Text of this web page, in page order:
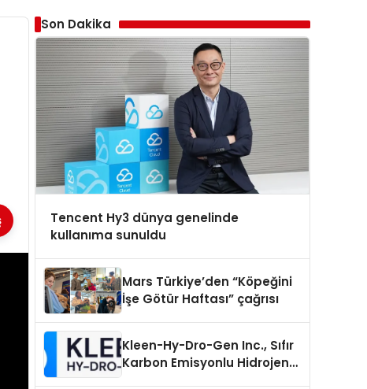
Son Dakika
Tencent Hy3 dünya genelinde
kullanıma sunuldu
Mars Türkiye’den “Köpeğini
İşe Götür Haftası” çağrısı
Kleen-Hy-Dro-Gen Inc., Sıfır
Karbon Emisyonlu Hidrojen